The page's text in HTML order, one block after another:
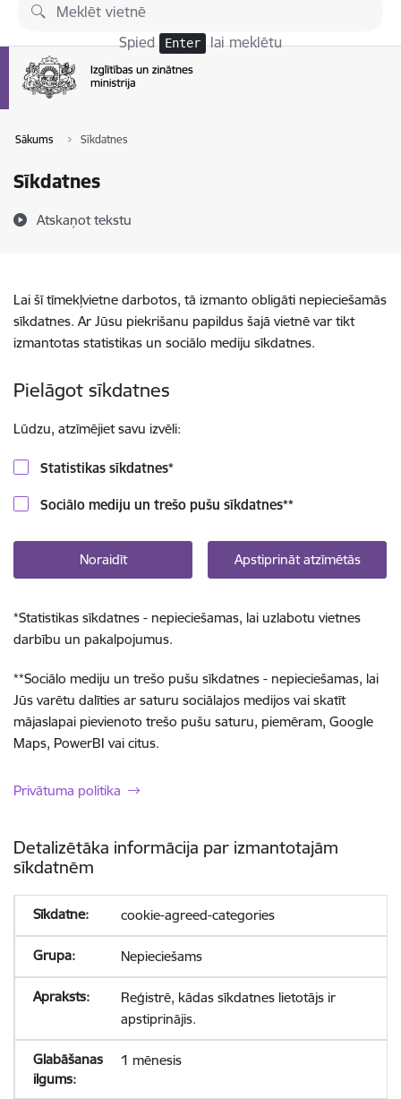
Pāriet uz lapas saturu
Spied Enter lai meklētu
Sākums Sīkdatnes
Sīkdatnes
Atskaņot tekstu
Lai šī tīmekļvietne darbotos, tā izmanto obligāti nepieciešamās
sīkdatnes. Ar Jūsu piekrišanu papildus šajā vietnē var tikt
izmantotas statistikas un sociālo mediju sīkdatnes.
Pielāgot sīkdatnes
Lūdzu, atzīmējiet savu izvēli:
Statistikas sīkdatnes*
Sociālo mediju un trešo pušu sīkdatnes**
Noraidīt Apstiprināt atzīmētās
*Statistikas sīkdatnes - nepieciešamas, lai uzlabotu vietnes
darbību un pakalpojumus.
**Sociālo mediju un trešo pušu sīkdatnes - nepieciešamas, lai
Jūs varētu dalīties ar saturu sociālajos medijos vai skatīt
mājaslapai pievienoto trešo pušu saturu, piemēram, Google
Maps, PowerBI vai citus.
Privātuma politika
Detalizētāka informācija par izmantotajām
sīkdatnēm
cookie-agreed-categories
Nepieciešams
Reģistrē, kādas sīkdatnes lietotājs ir
apstiprinājis.
1 mēnesis